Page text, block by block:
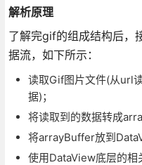
解析原理
了解完gif的组成结构后，
据流，如下所示：
读取Gif图片文件(从url
据)；
将读取到的数据转成
将arrayBuffer放到
使用DataView底层的相